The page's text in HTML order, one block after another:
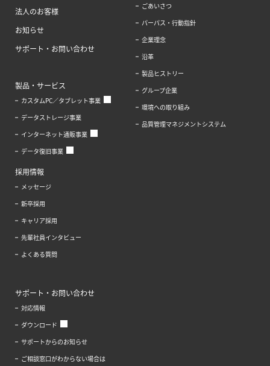
法人のお客様
お知らせ
サポート・お問い合わせ
製品・サービス
カスタムPC／タブレット事業
データストレージ事業
インターネット通販事業
データ復旧事業
ごあいさつ
パーパス・行動指針
企業理念
沿革
製品ヒストリー
グループ企業
環境への取り組み
品質管理マネジメントシステム
採用情報
メッセージ
新卒採用
キャリア採用
先輩社員インタビュー
よくある質問
サポート・お問い合わせ
対応情報
ダウンロード
サポートからのお知らせ
ご相談窓口がわからない場合は